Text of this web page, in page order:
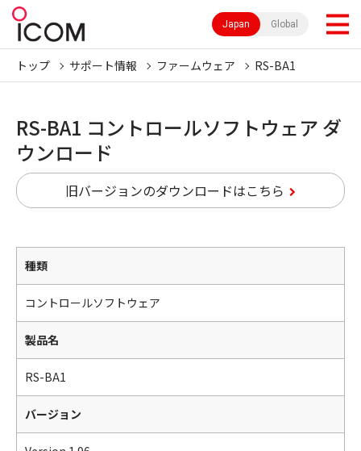
Japan Global
トップ サポート情報 ファームウェア RS-BA1
RS-BA1 コントロールソフトウェア ダ
ウンロード
旧バージョンのダウンロードはこちら
種類
コントロールソフトウェア
製品名
RS-BA1
バージョン